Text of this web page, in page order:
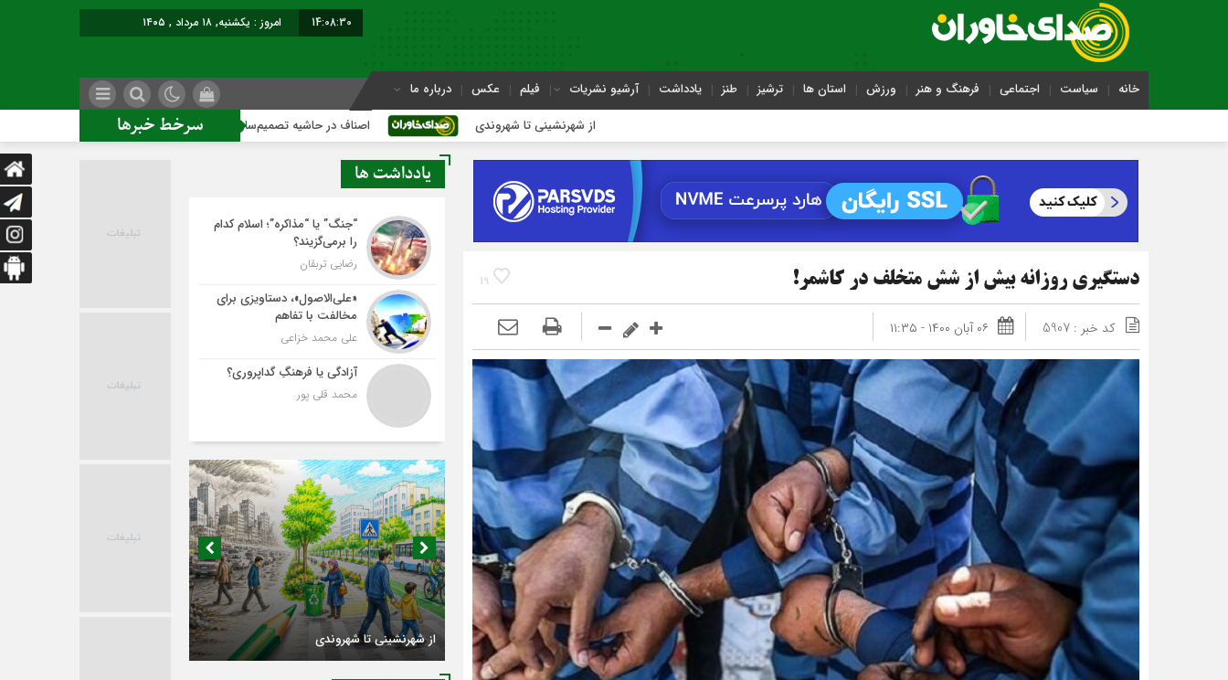
14:08:31 امروز : یکشنبه, ۱۸ مرداد , ۱۴۰۵
خانه سیاست اجتماعی فرهنگ و هنر ورزش استان ها ترشیز طنز یادداشت آرشیو نشریات فیلم عکس درباره ما
سرخط خبرها از شهرنشینی تا شهروندی اصناف در حاشیه تصمیم‌سازی؛ شهر بدون بازار به کجا می‌رسد؟
19 دستگیری روزانه بیش از شش متخلف در کاشمر!
کد خبر : 5907 ۰۶ آبان ۱۴۰۰ - ۱۱:۳۵
یادداشت ها
“جنگ” یا “مذاکره”؛ اسلام کدام
را برمی‌گزیند؟
رضایی تربقان
«علی‌الاصول»، دستاویزی برای
مخالفت با تفاهم
علی محمد خزاعی
آزادگی یا فرهنگِ گداپروری؟
محمد قلی پور
اصناف در حاشیه تصمیم‌سازی؛ شهر بدون بازار به
کجا می‌رسد؟